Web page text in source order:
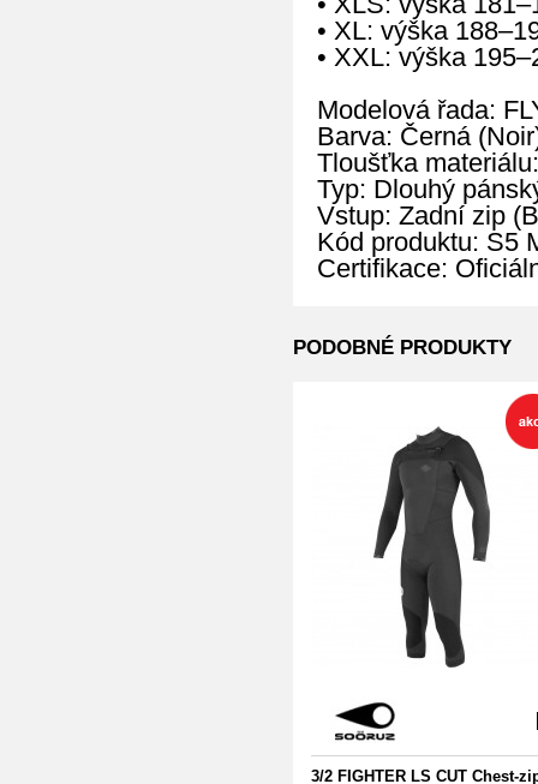
• XL: výška
• XXL: výška
Modelová řada:
Barva: Černá
Tloušťka
Typ: Dlouhý
Vstup: Zadní zip
Kód produktu: S5
Certifikace:
PODOBNÉ PRODUKTY
3/2 FIGHTER LS CUT Chest-